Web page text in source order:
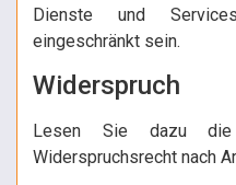
Dienste und
eingeschränkt sein.
Widerspruch
Lesen Sie dazu
Widerspruchsrecht nach